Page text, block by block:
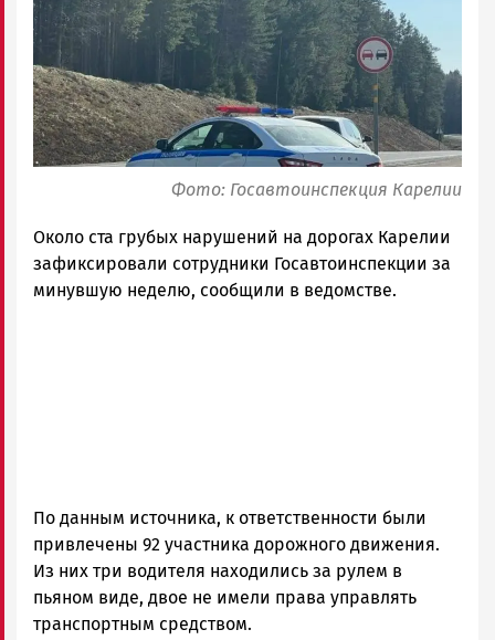
|
Петрозаводск
ГОВОРИТ
Фото: Госавтоинспекция Карелии
Около ста грубых нарушений на дорогах Карелии
зафиксировали сотрудники Госавтоинспекции за
минувшую неделю, сообщили в ведомстве.
По данным источника, к ответственности были
привлечены 92 участника дорожного движения.
Из них три водителя находились за рулем в
пьяном виде, двое не имели права управлять
транспортным средством.